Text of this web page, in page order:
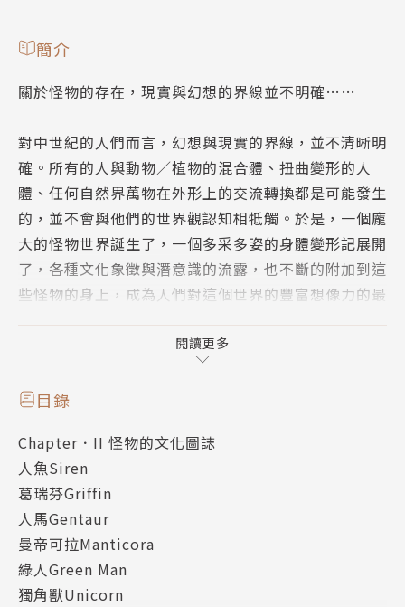
簡介
關於怪物的存在，現實與幻想的界線並不明確……
對中世紀的人們而言，幻想與現實的界線，並不清晰明
確。所有的人與動物∕植物的混合體、扭曲變形的人
體、任何自然界萬物在外形上的交流轉換都是可能發生
的，並不會與他們的世界觀認知相牴觸。於是，一個龐
大的怪物世界誕生了，一個多采多姿的身體變形記展開
了，各種文化象徵與潛意識的流露，也不斷的附加到這
些怪物的身上，成為人們對這個世界的豐富想像力的最
即使歐洲進入基督教一元化的文化思想架構之後，也沒
有讓這些「異教的」怪物想像從此消失，反而是默默接
以在歐洲許多教堂的建築，或是圖畫的一角，發現這些
怪物們靜靜的蹲踞在一旁。這些想像力的奔馳，讓中世
紀成為一個怪物橫行的時代，也成為我們今天各種奇幻
文學或影像創作，取之不盡的造型與象徵的資料庫。
無所不在的怪物……
閱讀更多
目錄
Chapter．II 怪物的文化圖誌
人魚Siren
葛瑞芬Griffin
人馬Gentaur
曼帝可拉Manticora
綠人Green Man
獨角獸Unicorn